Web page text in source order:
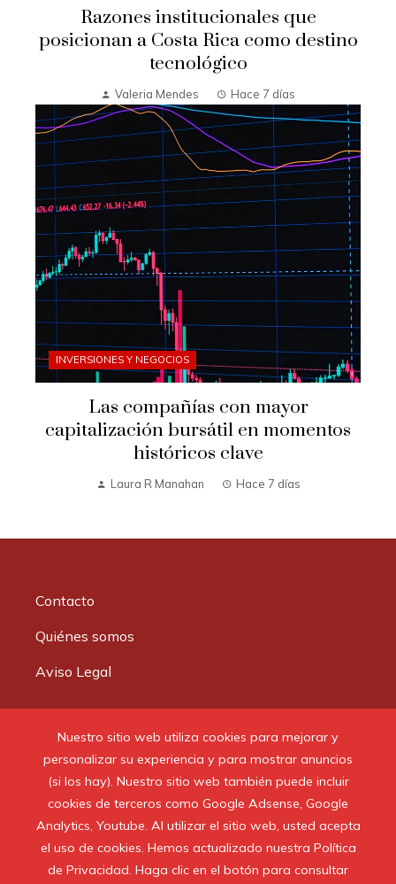
Nuestro sitio web utiliza cookies para mejorar y
personalizar su experiencia y para mostrar anuncios
(si los hay). Nuestro sitio web también puede incluir
cookies de terceros como Google Adsense, Google
Analytics, Youtube. Al utilizar el sitio web, usted acepta
el uso de cookies. Hemos actualizado nuestra Política
de Privacidad. Haga clic en el botón para consultar
Razones institucionales que
posicionan a Costa Rica como destino
tecnológico
Valeria Mendes Hace 7 días
INVERSIONES Y NEGOCIOS
Las compañías con mayor
capitalización bursátil en momentos
históricos clave
Laura R Manahan Hace 7 días
Contacto
Quiénes somos
Aviso Legal
© 2020 Todos los derechos reservados.